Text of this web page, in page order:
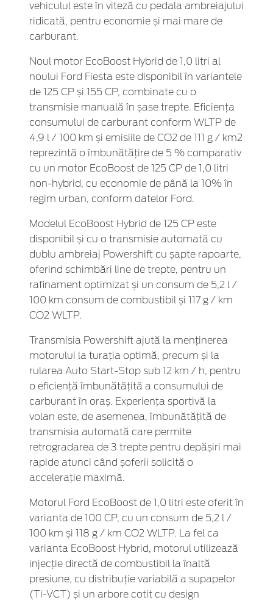
vehiculul este în viteză cu pedala ambreiajului
ridicată, pentru economie și mai mare de
carburant.
Noul motor EcoBoost Hybrid de 1,0 litri al
noului Ford Fiesta este disponibil în variantele
de 125 CP și 155 CP, combinate cu o
transmisie manuală în șase trepte. Eficiența
consumului de carburant conform WLTP de
4,9 l / 100 km și emisiile de CO2 de 111 g / km2
reprezintă o îmbunătățire de 5 % comparativ
cu un motor EcoBoost de 125 CP de 1,0 litri
non-hybrid, cu economie de până la 10% în
regim urban, conform datelor Ford.
Modelul EcoBoost Hybrid de 125 CP este
disponibil și cu o transmisie automată cu
dublu ambreiaj Powershift cu șapte rapoarte,
oferind schimbări line de trepte, pentru un
rafinament optimizat și un consum de 5,2 l /
100 km consum de combustibil și 117 g / km
CO2 WLTP.
Transmisia Powershift ajută la menținerea
motorului la turația optimă, precum și la
rularea Auto Start-Stop sub 12 km / h, pentru
o eficiență îmbunătățită a consumului de
carburant în oraș. Experiența sportivă la
volan este, de asemenea, îmbunătățită de
transmisia automată care permite
retrogradarea de 3 trepte pentru depășiri mai
rapide atunci când șoferii solicită o
accelerație maximă.
Motorul Ford EcoBoost de 1,0 litri este oferit în
varianta de 100 CP, cu un consum de 5,2 l /
100 km și 118 g / km CO2 WLTP. La fel ca
varianta EcoBoost Hybrid, motorul utilizează
injecție directă de combustibil la înaltă
presiune, cu distribuție variabilă a supapelor
(Ti-VCT) și un arbore cotit cu design